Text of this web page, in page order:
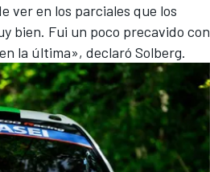
ver en los parciales que los
bien. Fui un poco precavido con
la última», declaró Solberg.